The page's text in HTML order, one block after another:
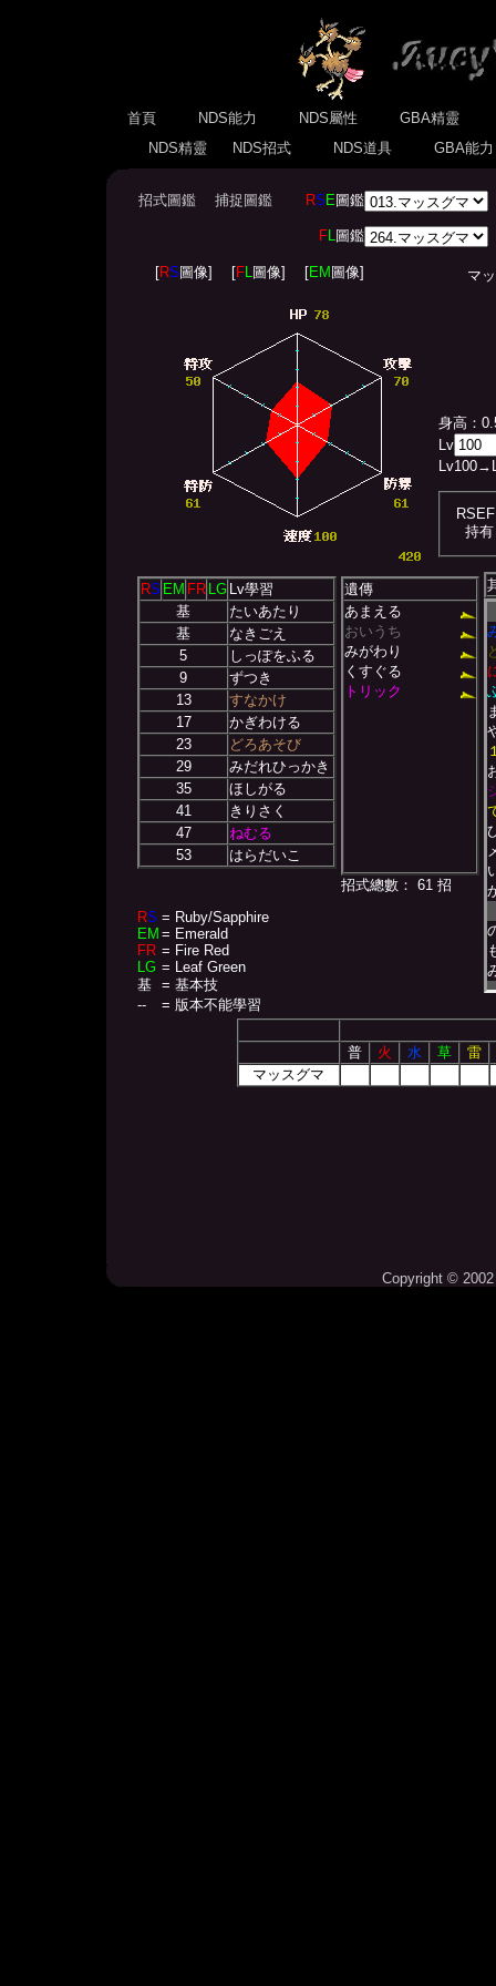
首頁 NDS能力 NDS屬性
GBA精靈
NDS精靈
NDS招式 NDS道具 GBA能
招式圖鑑 捕捉圖鑑 RS E圖鑑
FL圖鑑
[RS 圖像] [FL圖像] [EM 圖像] マッ
身高：
Lv
Lv100
持有
RS EM FR LG Lv學習
基
たいあたり
基
なきごえ
5
しっぽをふる
9
ずつき
13
すなかけ
17
かぎわける
23
どろあそび
29
みだれひっかき
35
ほしがる
41
きりさく
47
ねむる
53
はらだいこ
RS = Ruby/Sapphire
EM = Emerald
FR = Fire Red
LG = Leaf Green
基
= 基本技
--
= 版本不能學習
遺傳
あまえる
おいうち
みがわり
くすぐる
トリック
招式總數： 61 招
普 火 水 草
雷
マッスグマ
Copyright ©